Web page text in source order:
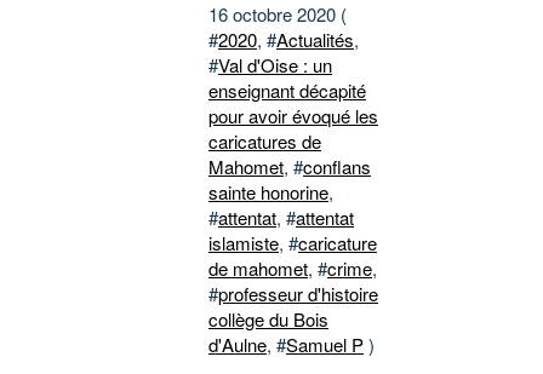
16 octobre 2020 (
#2020, #Actualités,
#Val d'Oise : un
enseignant décapité
pour avoir évoqué les
caricatures de
Mahomet, #conflans
sainte honorine,
#attentat, #attentat
islamiste, #caricature
de mahomet, #crime,
#professeur d'histoire
collège du Bois
d'Aulne, #Samuel P)